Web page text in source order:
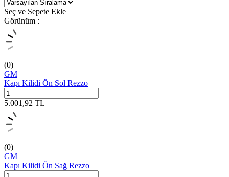
Seç ve Sepete Ekle
Görünüm :
(0)
GM
Kapı Kilidi Ön Sol Rezzo
5.001,92 TL
(0)
GM
Kapı Kilidi Ön Sağ Rezzo